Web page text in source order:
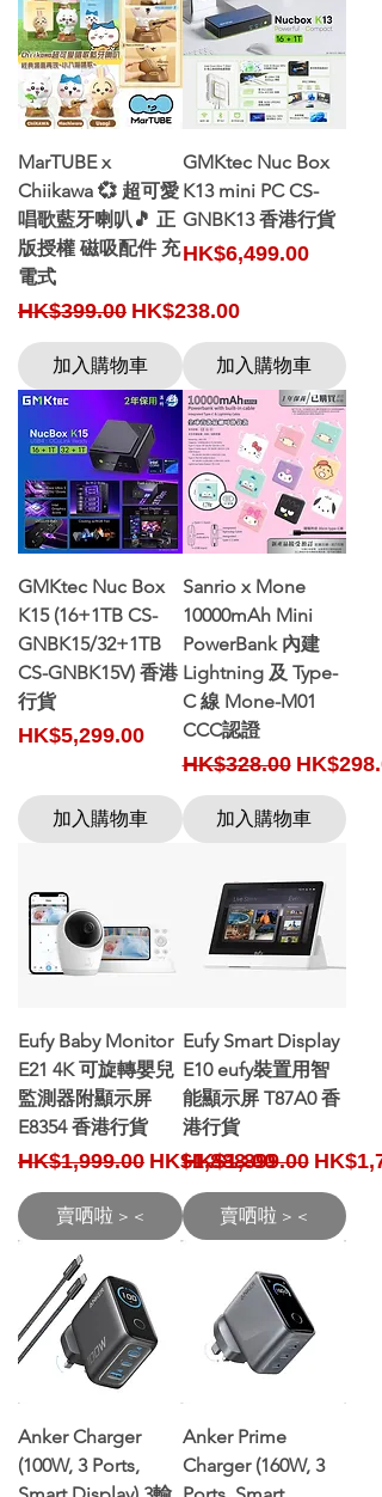
MarTUBE x
Chiikawa 💞 超可愛
唱歌藍牙喇叭🎵 正
版授權 磁吸配件 充
電式
Regular Price
HK$399.00 Sale Price
HK$238.00
加入購物車
GMKtec Nuc Box
K13 mini PC CS-
GNBK13 香港行貨
Price
HK$6,499.00
加入購物車
GMKtec Nuc Box
K15 (16+1TB CS-
GNBK15/32+1TB
CS-GNBK15V) 香港
行貨
Price
HK$5,299.00
加入購物車
Sanrio x Mone
10000mAh Mini
PowerBank 內建
Lightning 及 Type-
C 線 Mone-M01
CCC認證
Regular Price
HK$328.00 Sale
加入購物車
Eufy Baby Monitor
E21 4K 可旋轉嬰兒
監測器附顯示屏
E8354 香港行貨
Regular Price
HK$1,999.00 Sale Price
HK$1,888.00
賣哂啦 > <
Eufy Smart Display
E10 eufy裝置用智
能顯示屏 T87A0 香
港行貨
Regular Price
HK$1,899.00 Sale
賣哂啦 > <
Anker Charger
(100W, 3 Ports,
Anker Prime
Charger (160W, 3